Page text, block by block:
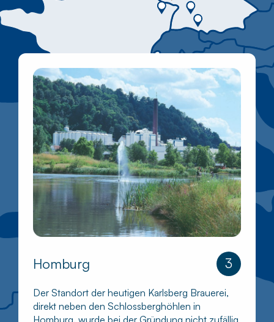
Homburg 3
Der Standort der heutigen Karlsberg Brauerei,
direkt neben den Schlossberghöhlen in
Homburg, wurde bei der Gründung nicht zufällig